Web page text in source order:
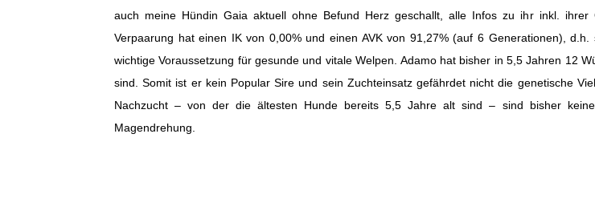
auch meine Hündin Gaia aktuell ohne Befund Herz geschallt, alle Infos zu ihr inkl.
Verpaarung hat einen IK von 0,00% und einen AVK von 91,27% (auf 6 Generationen),
wichtige Voraussetzung für gesunde und vitale Welpen. Adamo hat bisher in 5,5 Jahren 12
sind. Somit ist er kein Popular Sire und sein Zuchteinsatz gefährdet nicht die genetische
Nachzucht – von der die ältesten Hunde bereits 5,5 Jahre alt sind – sind bisher
Magendrehung.